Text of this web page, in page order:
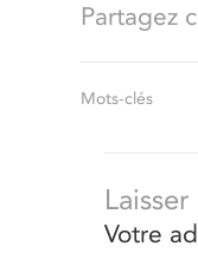
Partagez
Mots-clés
Votre